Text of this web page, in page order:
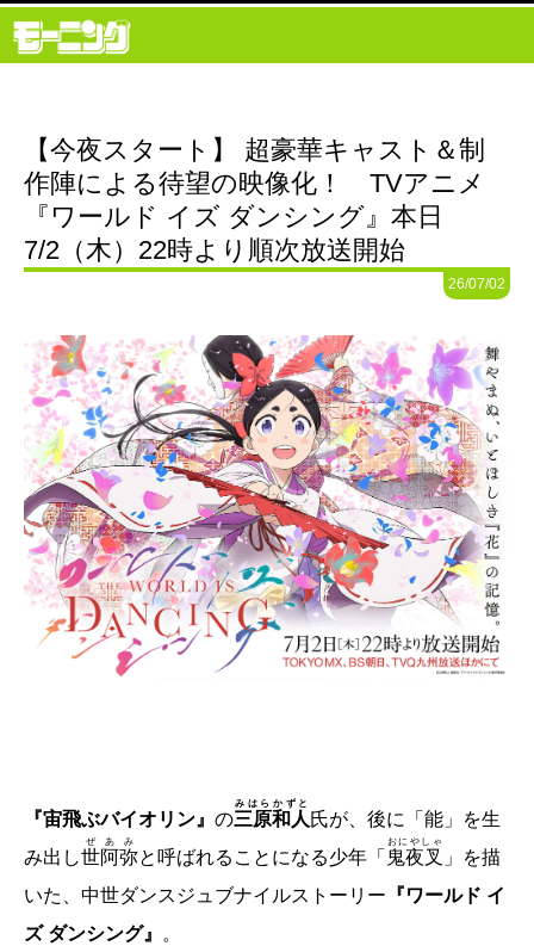
【今夜スタート】 超豪華キャスト＆制
作陣による待望の映像化！ TVアニメ
『ワールド イズ ダンシング』本日
7/2（木）22時より順次放送開始
26/07/02
『宙飛ぶバイオリン』の三原
みはら
和人
かずと
氏が、後に「能」を生
み出し世阿弥
ぜあみ
と呼ばれることになる少年「 鬼夜叉
おにやしゃ
」を描
いた、中世ダンスジュブナイルストーリー 『ワールド イ
ズ ダンシング』
。